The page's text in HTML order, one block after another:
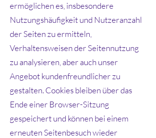
ermöglichen es, insbesondere
Nutzungshäufigkeit und Nutzeranzahl
der Seiten zu ermitteln,
Verhaltensweisen der Seitennutzung
zu analysieren, aber auch unser
Angebot kundenfreundlicher zu
gestalten. Cookies bleiben über das
Ende einer Browser-Sitzung
gespeichert und können bei einem
erneuten Seitenbesuch wieder